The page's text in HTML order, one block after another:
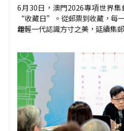
6月30日，澳門2026專項世界
“收藏日”。從郵票到收藏，每
證。
年輕一代認識方寸之美，延續集